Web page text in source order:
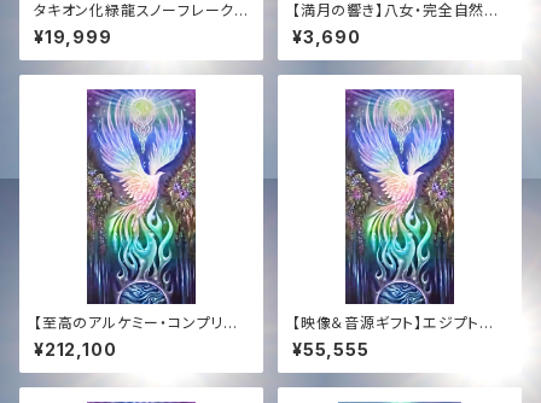
タキオン化緑龍スノーフレーク❄️
オリジナルブレンド✨ブレスレッ
ト✨
¥19,999
【満月の響き】八女・完全自然栽
培茶 (3点セット)｜Tachyon S
ound Infused by KENTA HA
YASHI
¥3,690
【至高のアルケミー・コンプリー
ト】エジプト奉納支援 ─ 全150
曲CD ＆ 「Golden Sun 444」
アナログ盤 ＋ 映像 ＋ 音源【Th
¥212,100
【映像＆音源ギフト】エジプト奉
納ミッション支援 ─ 白鳳凰ソン
グ ＋ 特別ドキュメンタリー【Vid
eo & Audio Gift】Egypt Mis
¥55,555